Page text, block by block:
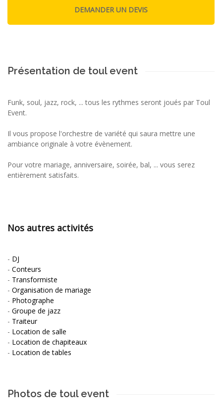
Présentation de toul event
Funk, soul, jazz, rock, ... tous les rythmes seront joués par Toul
Event.
Il vous propose l'orchestre de variété qui saura mettre une
ambiance originale à votre évènement.
Pour votre mariage, anniversaire, soirée, bal, ... vous serez
entièrement satisfaits.
Nos autres activités
- DJ
- Conteurs
- Transformiste
- Organisation de mariage
- Photographe
- Groupe de jazz
- Traiteur
- Location de salle
- Location de chapiteaux
- Location de tables
Photos de toul event